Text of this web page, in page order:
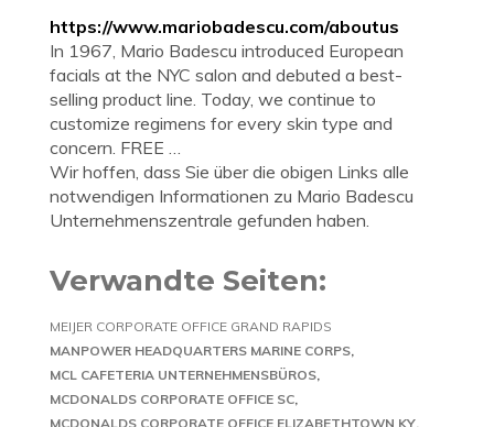
https://www.mariobadescu.com/aboutus
In 1967, Mario Badescu introduced European
facials at the NYC salon and debuted a best-
selling product line. Today, we continue to
customize regimens for every skin type and
concern. FREE …
Wir hoffen, dass Sie über die obigen Links alle
notwendigen Informationen zu Mario Badescu
Unternehmenszentrale gefunden haben.
Verwandte Seiten:
MEIJER CORPORATE OFFICE GRAND RAPIDS
MANPOWER HEADQUARTERS MARINE CORPS
MCL CAFETERIA UNTERNEHMENSBÜROS
MCDONALDS CORPORATE OFFICE SC
MCDONALDS CORPORATE OFFICE ELIZABETHTOWN KY